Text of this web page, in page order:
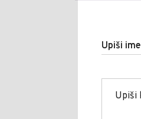
Upiši ime